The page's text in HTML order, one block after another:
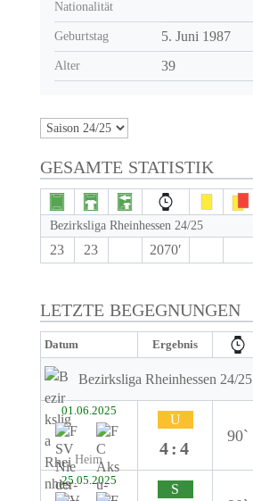
Nationalität
Geburtstag 5. Juni 1987
Alter 39
GESAMTE STATISTIK
Bezirksliga Rheinhessen 24/25
23 23 2070′
LETZTE BEGEGNUNGEN
Datum Ergebnis
Bezirksliga Rheinhessen 24/25
01.06.2025
Heim
U
4:4
90`
25.05.2025
S